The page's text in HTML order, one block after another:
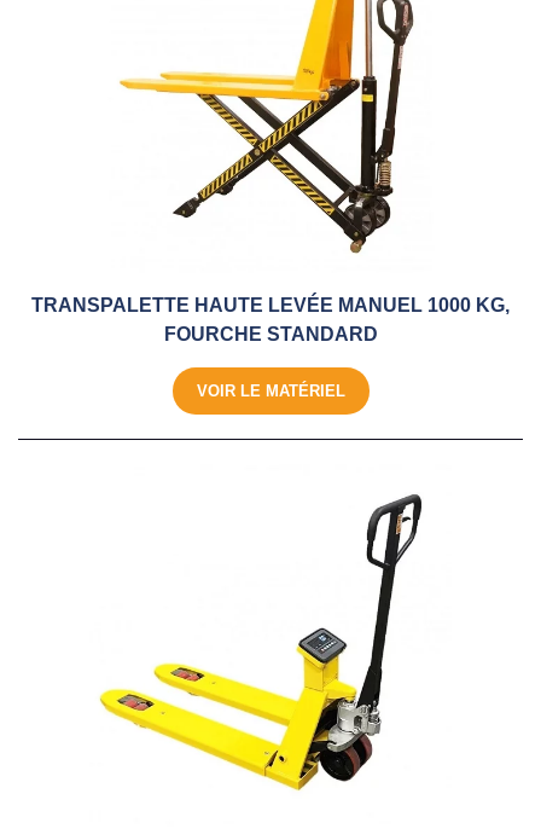
TRANSPALETTE HAUTE LEVÉE MANUEL 1000 KG,
FOURCHE STANDARD
VOIR LE MATÉRIEL